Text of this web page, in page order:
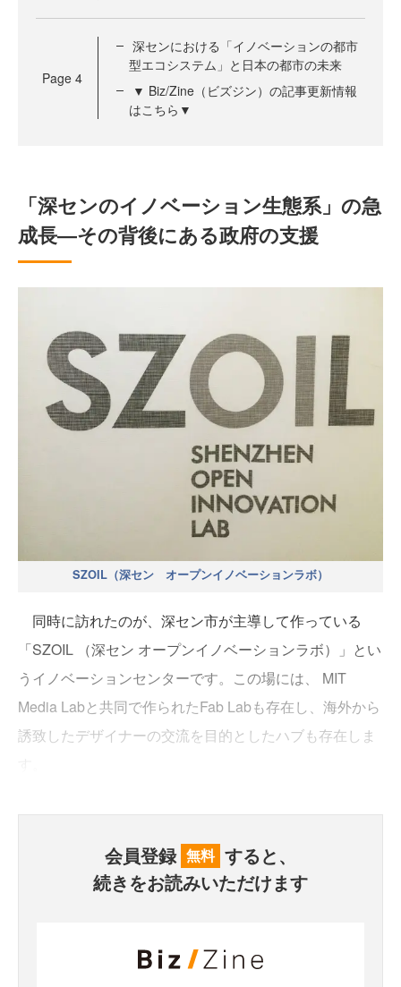
Page 4
深センにおける「イノベーションの都市
型エコシステム」と日本の都市の未来
▼ Biz/Zine（ビズジン）の記事更新情報
はこちら▼
「深センのイノベーション生態系」の急
成長―その背後にある政府の支援
SZOIL（深セン オープンイノベーションラボ）
同時に訪れたのが、深セン市が主導して作っている
「SZOIL （深セン オープンイノベーションラボ）」とい
うイノベーションセンターです。この場には、 MIT
Media Labと共同で作られたFab Labも存在し、海外から
誘致したデザイナーの交流を目的としたハブも存在しま
会員登録 無料 すると、
続きをお読みいただけます